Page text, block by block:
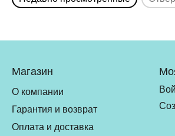
Магазин
О компании
Гарантия и возврат
Оплата и доставка